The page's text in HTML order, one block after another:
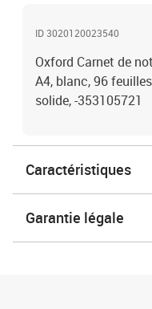
ID 3020120023540
Oxford Carnet de
A4, blanc, 96
solide, -353105721
Caractéristiques
Garantie légale